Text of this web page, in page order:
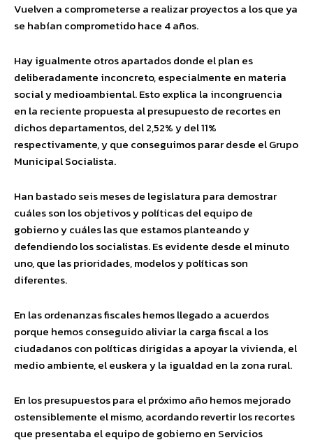
Vuelven a comprometerse a realizar proyectos a los que ya
se habían comprometido hace 4 años.
Hay igualmente otros apartados donde el plan es
deliberadamente inconcreto, especialmente en materia
social y medioambiental. Esto explica la incongruencia
en la reciente propuesta al presupuesto de recortes en
dichos departamentos, del 2,52% y del 11%
respectivamente, y que conseguimos parar desde el Grupo
Municipal Socialista.
Han bastado seis meses de legislatura para demostrar
cuáles son los objetivos y políticas del equipo de
gobierno y cuáles las que estamos planteando y
defendiendo los socialistas. Es evidente desde el minuto
uno, que las prioridades, modelos y políticas son
diferentes.
En las ordenanzas fiscales hemos llegado a acuerdos
porque hemos conseguido aliviar la carga fiscal a los
ciudadanos con políticas dirigidas a apoyar la vivienda, el
medio ambiente, el euskera y la igualdad en la zona rural.
En los presupuestos para el próximo año hemos mejorado
ostensiblemente el mismo, acordando revertir los recortes
que presentaba el equipo de gobierno en Servicios